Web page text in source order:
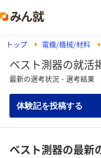
トップ 電機/機械/材料
ベスト測器の就活
最新の選考状況・選考結果
体験記を投稿する
ベスト測器の最新